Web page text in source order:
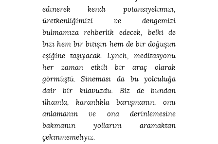
edinerek kendi potansiyelimizi,
üretkenliğimizi ve dengemizi
bulmamıza rehberlik edecek, belki de
bizi hem bir bitişin hem de bir doğuşun
eşiğine taşıyacak. Lynch, meditasyonu
her zaman etkili bir araç olarak
görmüştü. Sineması da bu yolculuğa
dair bir kılavuzdu. Biz de bundan
ilhamla, karanlıkla barışmanın, onu
anlamanın ve ona derinlemesine
bakmanın yollarını aramaktan
çekinmemeliyiz.